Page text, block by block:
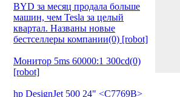
BYD за месяц продала больше
машин, чем Tesla за целый
квартал. Названы новые
бестселлеры компании(0) [robot]
Монитор 5ms 60000:1 300cd(0)
[robot]
hp DesignJet 500 24" <C7769B>